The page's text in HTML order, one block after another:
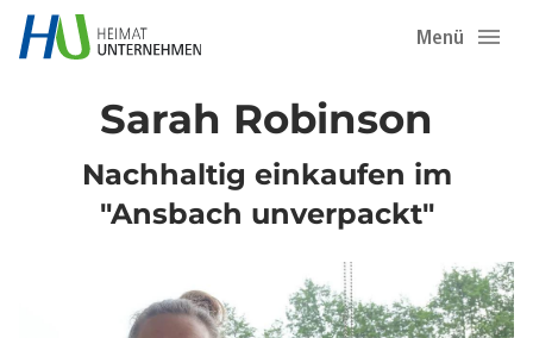
Menü
Sarah Robinson
Nachhaltig einkaufen im
"Ansbach unverpackt"